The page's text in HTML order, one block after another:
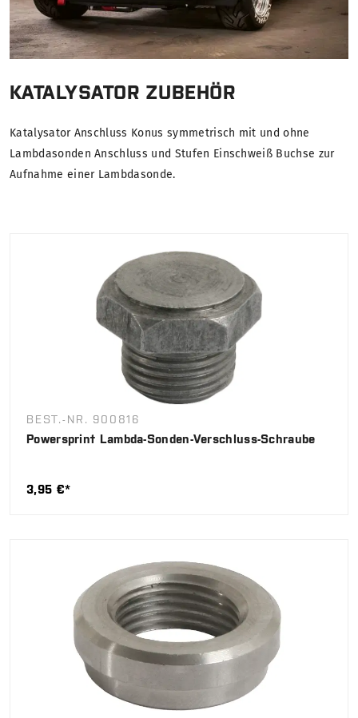
KATALYSATOR ZUBEHÖR
Katalysator Anschluss Konus symmetrisch mit und ohne
Lambdasonden Anschluss und Stufen Einschweiß Buchse zur
Aufnahme einer Lambdasonde.
BEST.-NR. 900816
Powersprint Lambda-Sonden-Verschluss-Schraube
3,95 €*